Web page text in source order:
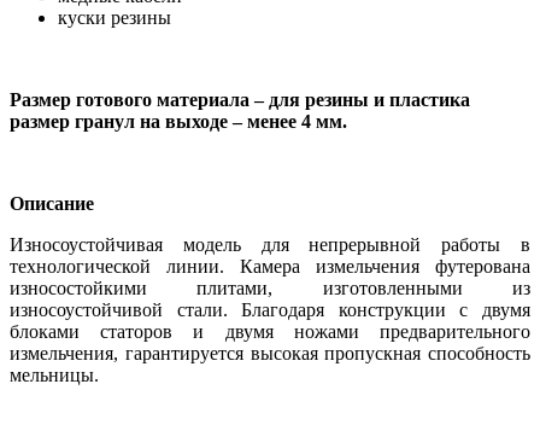
куски резины
Размер готового материала – для резины и пластика
размер гранул на выходе – менее 4 мм.
Описание
Износоустойчивая модель для непрерывной работы в
технологической линии. Камера измельчения футерована
износостойкими плитами, изготовленными из
износоустойчивой стали. Благодаря конструкции с двумя
блоками статоров и двумя ножами предварительного
измельчения, гарантируется высокая пропускная способность
мельницы.